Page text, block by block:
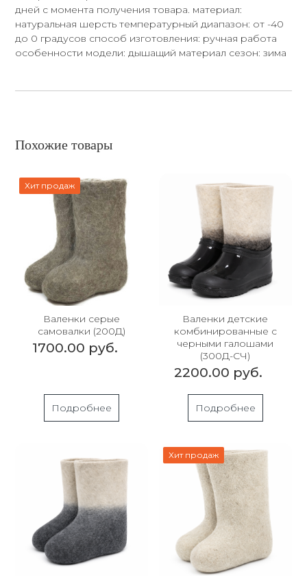
дней с момента получения товара. материал:
натуральная шерсть температурный диапазон: от -40
до 0 градусов способ изготовления: ручная работа
особенности модели: дышащий материал сезон: зима
Похожие товары
Хит продаж
Валенки серые
самовалки (200Д)
1700.00 руб.
Подробнее
Валенки детские
комбинированные с
черными галошами
(300Д-СЧ)
2200.00 руб.
Подробнее
Хит продаж